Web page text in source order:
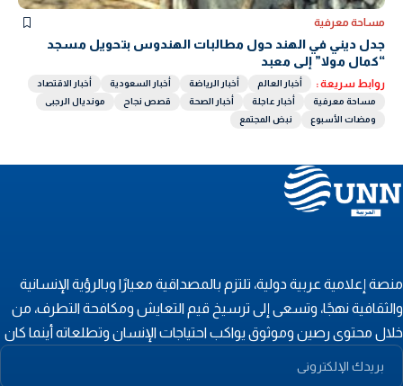
مساحة معرفية
جدل ديني في الهند حول مطالبات الهندوس بتحويل مسجد
“كمال مولا” إلى معبد
روابط سريعة : أخبار العالم أخبار الرياضة أخبار السعودية
أخبار الاقتصاد
مساحة معرفية
أخبار عاجلة أخبار الصحة قصص نجاح
مونديال الرجبى
ومضات الأسبوع
نبض المجتمع
إعلامية عربية دولية، تلتزم بالمصداقية معيارًا وبالرؤية الإنسانية
نهجًا، وتسعى إلى ترسيخ قيم التعايش ومكافحة التطرف، من
محتوى رصين وموثوق يواكب احتياجات الإنسان وتطلعاته أينما كان